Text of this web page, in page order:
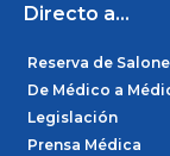
Directo a...
Reserva de
De Médico a
Legislación
Prensa Médica